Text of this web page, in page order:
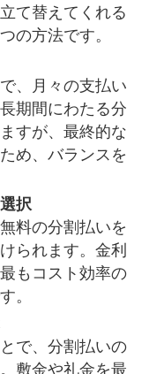
て替えてくれる
の方法です。
、月々の支払い
期間にわたる分
すが、最終的な
め、バランスを
択
料の分割払いを
られます。金利
もコスト効率の
。
で、分割払いの
敷金や礼金を最